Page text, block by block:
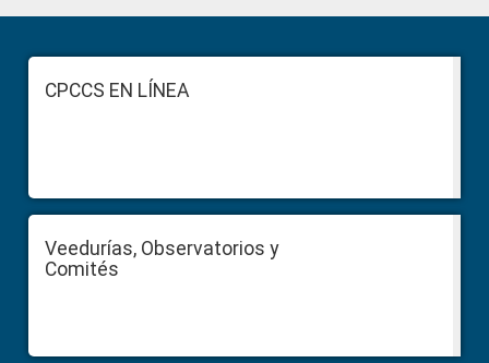
Sidebar
FooterCPCCS EN LÍNEA
Veedurías, Observatorios y
Comités